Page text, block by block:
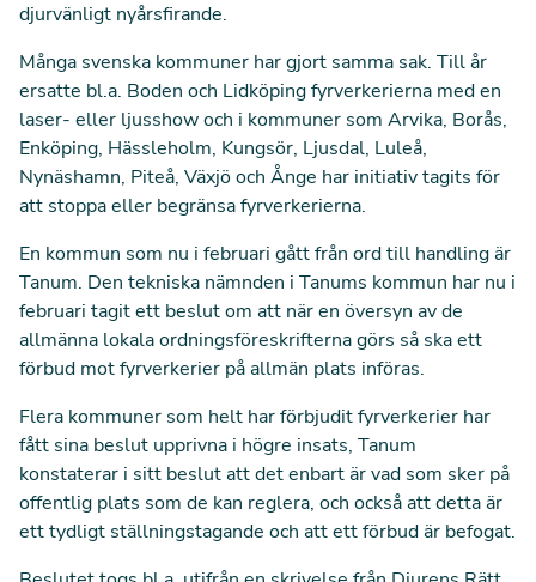
djurvänligt nyårsfirande.
Många svenska kommuner har gjort samma sak. Till år
ersatte bl.a. Boden och Lidköping fyrverkerierna med en
laser- eller ljusshow och i kommuner som Arvika, Borås,
Enköping, Hässleholm, Kungsör, Ljusdal, Luleå,
Nynäshamn, Piteå, Växjö och Ånge har initiativ tagits för
att stoppa eller begränsa fyrverkerierna.
En kommun som nu i februari gått från ord till handling är
Tanum. Den tekniska nämnden i Tanums kommun har nu i
februari tagit ett beslut om att när en översyn av de
allmänna lokala ordningsföreskrifterna görs så ska ett
förbud mot fyrverkerier på allmän plats införas.
Flera kommuner som helt har förbjudit fyrverkerier har
fått sina beslut upprivna i högre insats, Tanum
konstaterar i sitt beslut att det enbart är vad som sker på
offentlig plats som de kan reglera, och också att detta är
ett tydligt ställningstagande och att ett förbud är befogat.